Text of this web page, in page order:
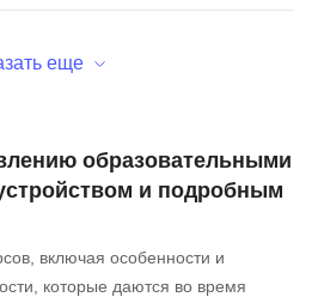
еще
образовательными
и подробным
включая особенности и
которые даются во время